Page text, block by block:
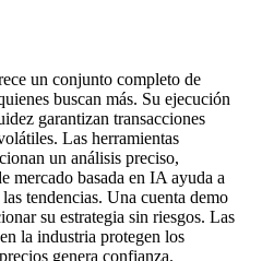
un conjunto completo de
buscan más. Su ejecución
garantizan transacciones
Las herramientas
un análisis preciso,
mercado basada en IA ayuda a
tendencias. Una cuenta demo
su estrategia sin riesgos. Las
la industria protegen los
genera confianza.